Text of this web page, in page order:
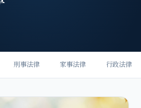
刑事法律 家事法律 行政法律